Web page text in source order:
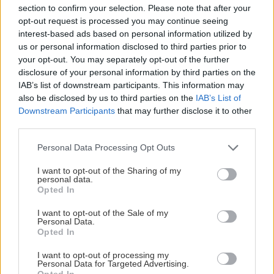
section to confirm your selection. Please note that after your
opt-out request is processed you may continue seeing
interest-based ads based on personal information utilized by
us or personal information disclosed to third parties prior to
your opt-out. You may separately opt-out of the further
disclosure of your personal information by third parties on the
IAB’s list of downstream participants. This information may
also be disclosed by us to third parties on the IAB’s List of
Downstream Participants that may further disclose it to other
Personal Data Processing Opt Outs
I want to opt-out of the Sharing of my
personal data.
Opted In
I want to opt-out of the Sale of my
Personal Data.
Opted In
I want to opt-out of processing my
Personal Data for Targeted Advertising.
11:28
ΑΘΛΗΤΙΚΑ
«Γκέλα» για τη Σπόρτινγκ παρά το γκολ του
Φώτη Ιωαννίδη (βίντεο)
11:23
ΚΡΗΤΗ
Οδοιπορικό στα μοναστήρια του Ρεθύμνου -
Πού χτυπά η καρδιά του Δεκαπενταύγουστου
Παγκόσμιο στίβου Κ20: Η Ρούσσου κατέκτησε
το ασημένιο μετάλλιο στα 800 μέτρα
11:12
ΠΟΛΙΤΙΚΗ
ΠΑΣΟΚ: "Δεν θα παραδώσουμε την πολιτική
μας αυτονομία"
Όλες οι ειδήσεις
ΠΕΡΙΣΣΟΤΕΡΑ
ΟΦΗ: Στο Ηράκλειο ο Λορέντσο
Ντίκμαν – Τη Δευτέρα οι εξετάσεις